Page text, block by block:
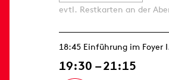
evtl. Restkarten an der
18:45 Einführung im Foyer
19:30 – 21:15